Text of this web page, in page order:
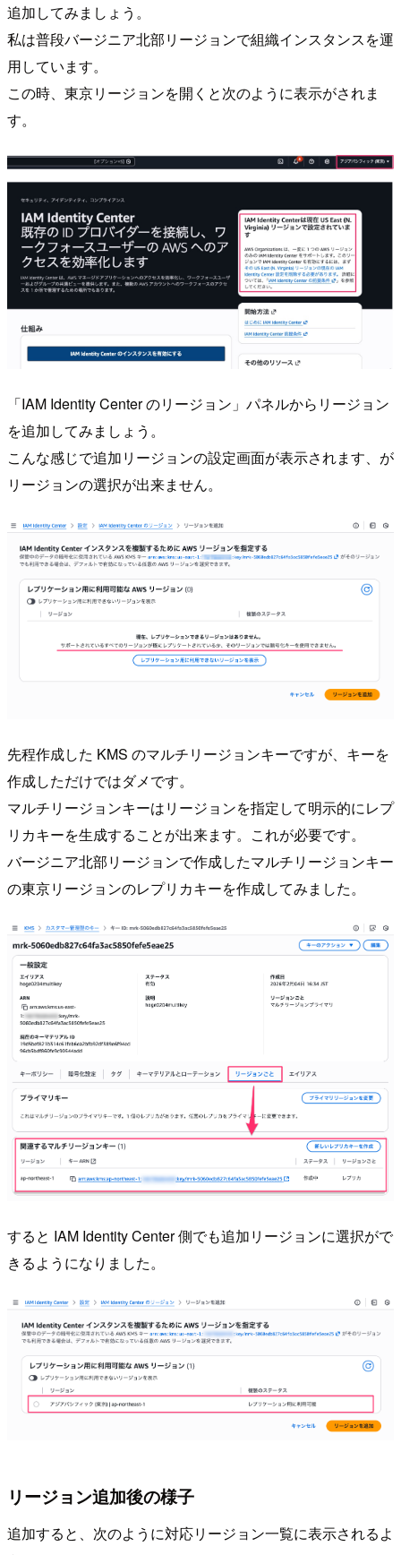
追加してみましょう。
私は普段バージニア北部リージョンで組織インスタンスを運
用しています。
この時、東京リージョンを開くと次のように表示がされま
す。
「IAM Identity Center のリージョン」パネルからリージョン
を追加してみましょう。
こんな感じで追加リージョンの設定画面が表示されます、が
リージョンの選択が出来ません。
先程作成した KMS のマルチリージョンキーですが、キーを
作成しただけではダメです。
マルチリージョンキーはリージョンを指定して明示的にレプ
リカキーを生成することが出来ます。これが必要です。
バージニア北部リージョンで作成したマルチリージョンキー
の東京リージョンのレプリカキーを作成してみました。
すると IAM Identity Center 側でも追加リージョンに選択がで
きるようになりました。
リージョン追加後の様子
追加すると、次のように対応リージョン一覧に表示されるよ